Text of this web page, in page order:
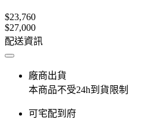
$23,760
$27,000
配送資訊
廠商出貨
本商品不受24h到貨限制
可宅配到府